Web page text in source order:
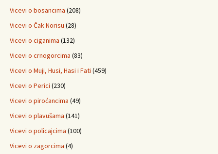
Vicevi o bosancima (208)
Vicevi o Čak Norisu (28)
Vicevi o ciganima (132)
Vicevi o crnogorcima (83)
Vicevi o Muji, Husi, Hasi i Fati (459)
Vicevi o Perici (230)
Vicevi o piroćancima (49)
Vicevi o plavušama (141)
Vicevi o policajcima (100)
Vicevi o zagorcima (4)